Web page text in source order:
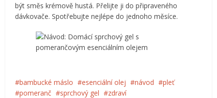
být směs krémově hustá. Přelijte ji do připraveného
dávkovače. Spotřebujte nejlépe do jednoho měsíce.
bambucké máslo esenciální olej návod
pleť
pomeranč
sprchový gel zdraví